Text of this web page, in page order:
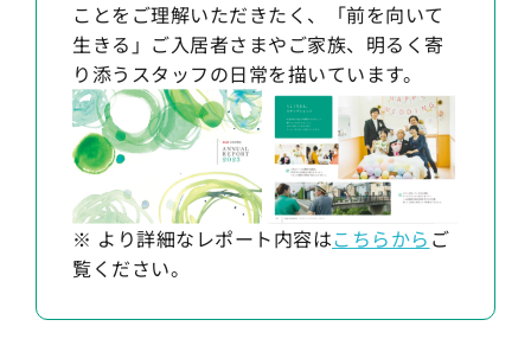
ことをご理解いただきたく、「前を向いて
生きる」ご入居者さまやご家族、明るく寄
り添うスタッフの日常を描いています。
※ より詳細なレポート内容はこちらから ご
覧ください。